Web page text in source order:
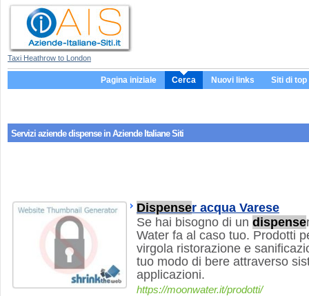
Taxi Heathrow to London
Pagina iniziale Cerca Nuovi links Siti di top
Servizi aziendedispensein Aziende Italiane Siti
Dispenser acqua Varese
Se hai bisogno di un dispense
Water fa al caso tuo. Prodotti
virgola ristorazione e
tuo modo di bere attraverso
applicazioni.
https://moonwater.it/prodotti/